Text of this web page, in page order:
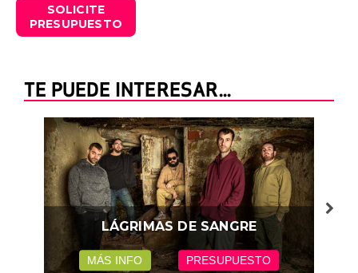
SOLICITE
PRESUPUESTO
TE PUEDE INTERESAR...
LÁGRIMAS DE SANGRE
MÁS INFO PRESUPUESTO